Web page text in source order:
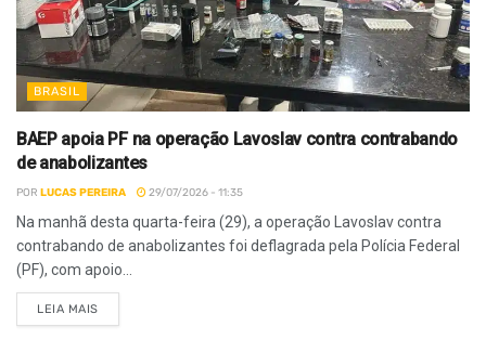
BRASIL
BAEP apoia PF na operação Lavoslav contra contrabando
de anabolizantes
POR LUCAS PEREIRA 29/07/2026 - 11:35
Na manhã desta quarta-feira (29), a operação Lavoslav contra
contrabando de anabolizantes foi deflagrada pela Polícia Federal
(PF), com apoio...
LEIA MAIS